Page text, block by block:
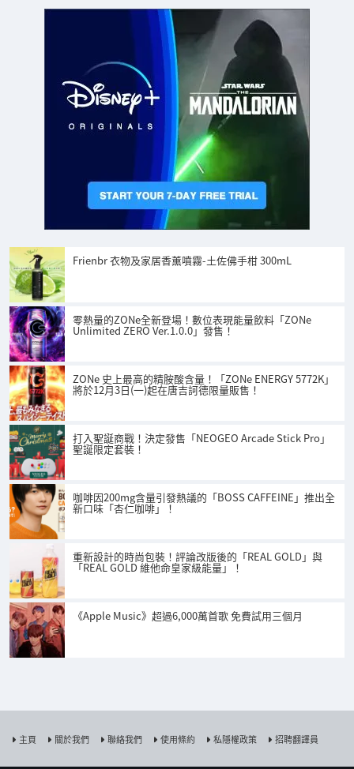
Frienbr 衣物及家居香薰噴霧-土佐佛手柑 300mL
零熱量的ZONe全新登場！數位表現能量飲料「ZONe
Unlimited ZERO Ver.1.0.0」發售！
ZONe 史上最高的精胺酸含量！「ZONe ENERGY 5772K」
將於12月3日(一)起在唐吉訶德限量販售！
打入聖誕商戰！決定發售「NEOGEO Arcade Stick Pro」
聖誕限定套裝！
咖啡因200mg含量引發熱議的「BOSS CAFFEINE」推出全
新口味「杏仁咖啡」！
重新設計的時尚包裝！評論改版後的「REAL GOLD」與
「REAL GOLD 維他命皇家級能量」！
《Apple Music》超過6,000萬首歌 免費試用三個月
主頁 關於我們 聯絡我們 使用條約 私隱權政策 招聘翻譯員